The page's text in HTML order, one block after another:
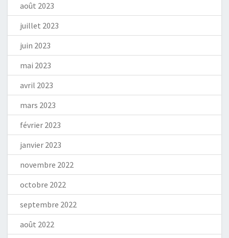
août 2023
juillet 2023
juin 2023
mai 2023
avril 2023
mars 2023
février 2023
janvier 2023
novembre 2022
octobre 2022
septembre 2022
août 2022